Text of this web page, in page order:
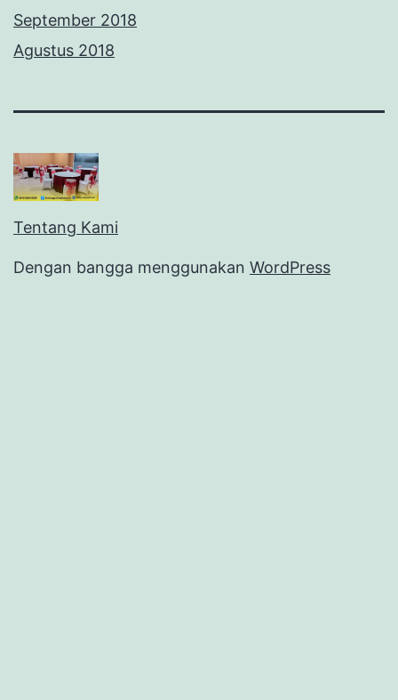
September 2018
Agustus 2018
Tentang Kami
Dengan bangga menggunakan WordPress